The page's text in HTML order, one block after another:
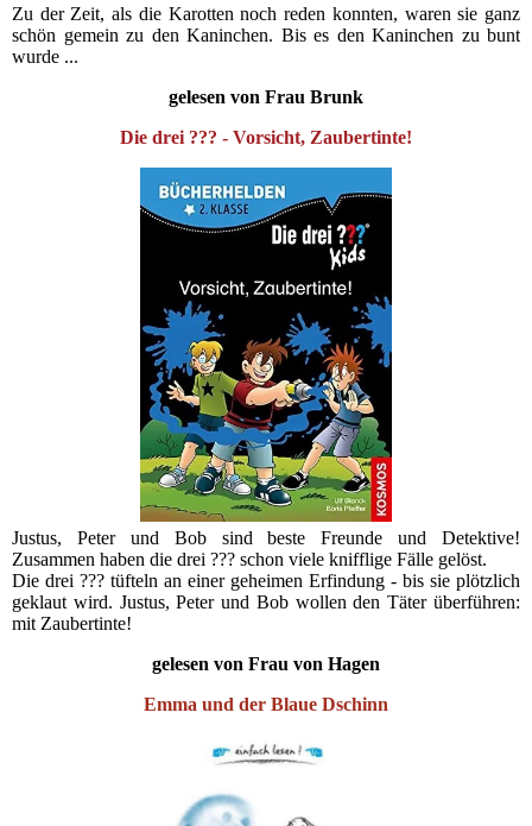
Zu der Zeit, als die Karotten noch reden konnten, waren sie ganz
schön gemein zu den Kaninchen. Bis es den Kaninchen zu bunt
wurde ...
gelesen von Frau Brunk
Die drei ??? - Vorsicht, Zaubertinte!
Justus, Peter und Bob sind beste Freunde und Detektive!
Zusammen haben die drei ??? schon viele knifflige Fälle gelöst.
Die drei ??? tüfteln an einer geheimen Erfindung - bis sie plötzlich
geklaut wird. Justus, Peter und Bob wollen den Täter überführen:
mit Zaubertinte!
gelesen von Frau von Hagen
Emma und der Blaue Dschinn